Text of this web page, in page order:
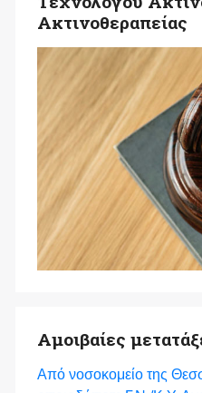
Ακτινοθεραπείας
Αμοιβαίες
Από νοσοκομείο της